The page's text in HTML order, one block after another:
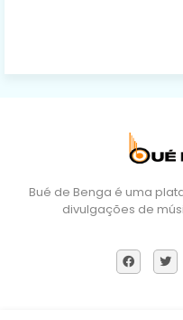
Bué de Benga é uma
divulgações de